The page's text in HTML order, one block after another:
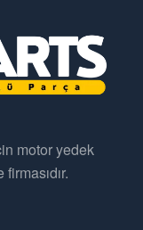
motor yedek